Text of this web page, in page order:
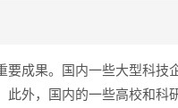
要成果。国内一些大型科
此外，国内的一些高校和